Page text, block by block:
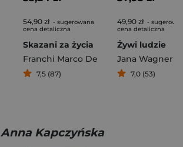
54,90 zł - sugerowana
cena detaliczna
Skazani za życia
Franchi Marco De
7,5 (87)
49,90 zł -
cena detaliczna
Żywi ludzie
Jana Wagner
7,0 (53)
Anna Kapczyńska